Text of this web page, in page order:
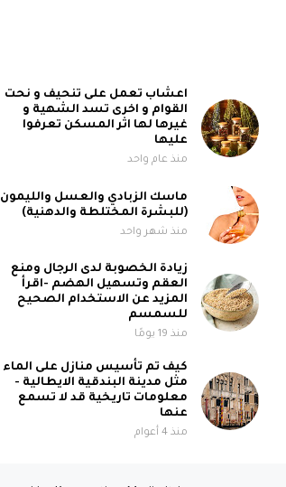
اعشاب تعمل على تنحيف و نحت
القوام و اخرى تسد الشهية و
غيرها لها اثر المسكن تعرفوا
عليها
منذ عام واحد
ماسك الزبادي والعسل والليمون
(للبشرة المختلطة والدهنية)
منذ شهر واحد
زيادة الخصوبة لدى الرجال ومنع
العقم وتسهيل الهضم -اقرأ
المزيد عن الاستخدام الصحيح
للسمسم
منذ 19 يومًا
كيف تم تأسيس منازل على الماء
مثل مدينة البندقية الايطالية -
معلومات تاريخية قد لا تسمع
عنها
منذ 4 أعوام